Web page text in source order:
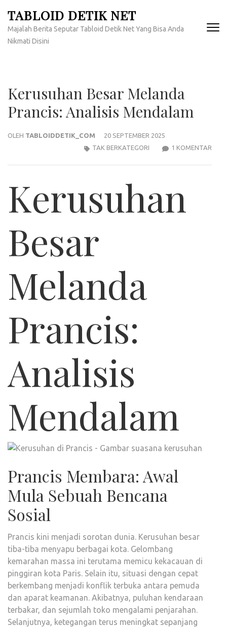
konten
(Tekan
TABLOID DETIK NET
Majalah Berita Seputar Tabloid Detik Net Yang Bisa Anda
Nikmati Disini
Kerusuhan Besar Melanda
Prancis: Analisis Mendalam
OLEH TABLOIDDETIK_COM
20 SEPTEMBER 2025
1 KOMENTAR
TAK BERKATEGORI
Kerusuhan
Besar
Melanda
Prancis:
Analisis
Mendalam
Prancis Membara: Awal
Mula Sebuah Bencana
Sosial
Prancis kini menjadi sorotan dunia. Kerusuhan besar
tiba-tiba menyapu berbagai kota. Gelombang
kemarahan massa ini terutama memicu kekacauan di
pinggiran kota Paris. Selain itu, situasi dengan cepat
berkembang menjadi konflik terbuka antara pemuda
dan aparat keamanan. Akibatnya, puluhan kendaraan
terbakar, dan sejumlah toko mengalami penjarahan.
Selanjutnya, ketegangan terus meningkat sepanjang